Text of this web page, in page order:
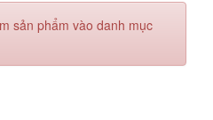
sản phẩm vào danh mục